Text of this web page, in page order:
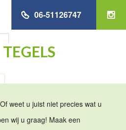
06-51126747
weet u juist niet precies wat u
wij u graag! Maak een